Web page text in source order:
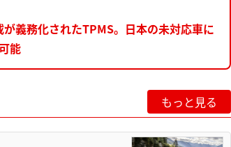
義務化されたTPMS。日本の未対応車に
能
もっと見る